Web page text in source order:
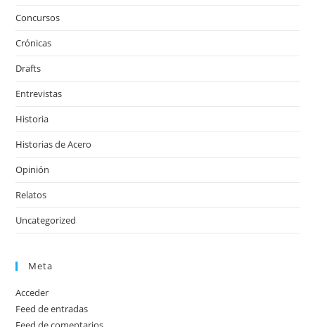
Concursos
Crónicas
Drafts
Entrevistas
Historia
Historias de Acero
Opinión
Relatos
Uncategorized
Meta
Acceder
Feed de entradas